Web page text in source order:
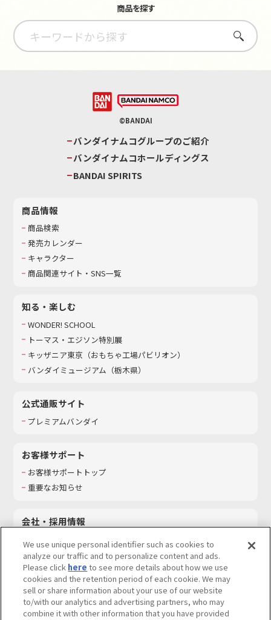
商品を探す
さがす
©BANDAI
バンダイナムコグループのご紹介
バンダイナムコホールディングス
BANDAI SPIRITS
商品情報
商品検索
発売カレンダー
キャラクター
商品関連サイト・SNS一覧
知る・楽しむ
WONDER! SCHOOL
トーマス・エジソン特別展
キッザニア東京（おもちゃ工場パビリオン）​
バンダイミュージアム（栃木県）
公式通販サイト
プレミアムバンダイ
お客様サポート
お客様サポートトップ
重要なお知らせ
会社・採用情報
採用情報
サステナビリティ
お問い合わせ
We use unique personal identifier such as cookies to
analyze our traffic and to personalize content and ads.
Please click here to see more details about how we use
cookies and the retention period of each cookie. We may
sell or share information about your use of our website
to/with our analytics and advertising partners, who may
combine it with other information that you have provided